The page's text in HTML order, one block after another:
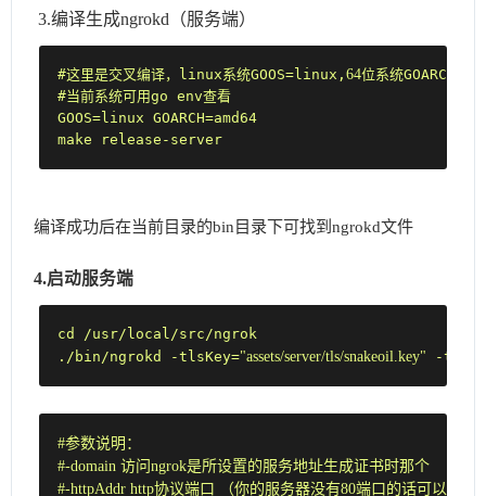
3.编译生成ngrokd（服务端）
#这里是交叉编译，linux系统GOOS=linux, 64位系统
#当前系统可用go env查看
GOOS=linux GOARCH=amd64
make release-server
编译成功后在当前目录的bin目录下可找到ngrokd文件
4.启动服务端
cd /usr/local/src/ngrok
./bin/ngrokd -tlsKey="assets/server/tls/snakeoil.key" -
#参数说明：
#-domain 访问ngrok是所设置的服务地址生成证书时那个
#-httpAddr http协议端口 （你的服务器没有80端口的话可以改成